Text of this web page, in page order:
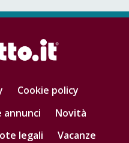
Cookie policy
annunci
Novità
legali
Vacanze